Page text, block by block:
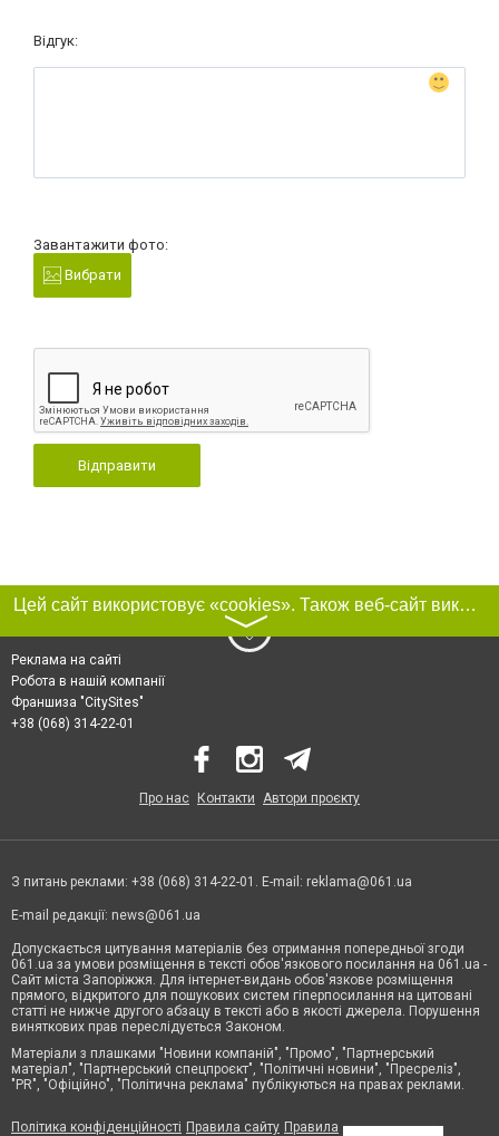
Відгук:
Завантажити фото:
Вибрати
Відправити
Цей сайт використовує «cookies». Також веб-сайт використовує інтернет-сервіс для збору технічних даних стосовно відвідувачів з метою отримання маркетингової та статистичної інформації. Умови обробки даних відвідувачів сайту див.
〉
Реклама на сайті
Робота в нашій компанії
Франшиза "CitySites"
+38 (068) 314-22-01
Про нас Контакти Автори проєкту
З питань реклами: +38 (068) 314-22-01. E-mail: reklama@061.ua
E-mail редакції: news@061.ua
Допускається цитування матеріалів без отримання попередньої згоди
061.ua за умови розміщення в тексті обов'язкового посилання на 061.ua -
Сайт міста Запоріжжя. Для інтернет-видань обов'язкове розміщення
прямого, відкритого для пошукових систем гіперпосилання на цитовані
статті не нижче другого абзацу в тексті або в якості джерела. Порушення
виняткових прав переслідується Законом.
Матеріали з плашками "Новини компаній", "Промо", "Партнерський
матеріал", "Партнерський спецпроєкт", "Політичні новини", "Пресреліз",
"PR", "Офіційно", "Політична реклама" публікуються на правах реклами.
Політика конфіденційності Правила сайту Правила